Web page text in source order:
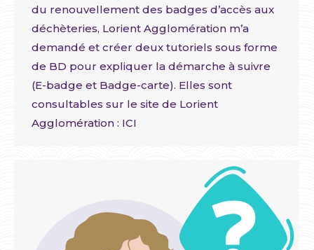
du renouvellement des badges d’accès aux
déchèteries, Lorient Agglomération m’a
demandé et créer deux tutoriels sous forme
de BD pour expliquer la démarche à suivre
(E-badge et Badge-carte). Elles sont
consultables sur le site de Lorient
Agglomération : ICI